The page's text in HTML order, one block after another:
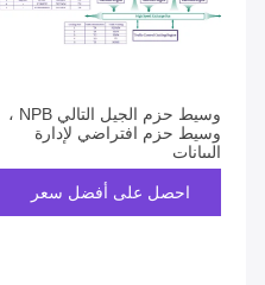
وسيط حزم الجيل التالي NPB ،
وسيط حزم افتراضي لإدارة
البيانات
احصل على أفضل سعر